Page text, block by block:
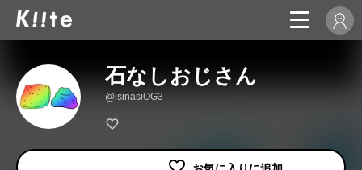
石なしおじさん
@isinasiOG3